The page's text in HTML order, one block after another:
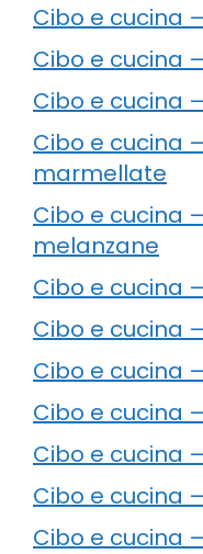
Cibo e cucina
Cibo e cucina
Cibo e cucina
Cibo e cucina
marmellate
Cibo e cucina
melanzane
Cibo e cucina
Cibo e cucina
Cibo e cucina
Cibo e cucina
Cibo e cucina
Cibo e cucina
Cibo e cucina